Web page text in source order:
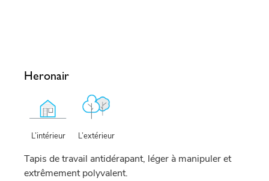
Heronair
L’intérieur L’extérieur
Tapis de travail antidérapant, léger à manipuler et
extrêmement polyvalent.